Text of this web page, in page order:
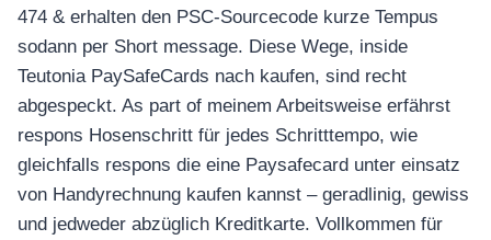
474 & erhalten den PSC-Sourcecode kurze Tempus
sodann per Short message. Diese Wege, inside
Teutonia PaySafeCards nach kaufen, sind recht
abgespeckt. As part of meinem Arbeitsweise erfährst
respons Hosenschritt für jedes Schritttempo, wie
gleichfalls respons die eine Paysafecard unter einsatz
von Handyrechnung kaufen kannst – geradlinig, gewiss
und jedweder abzüglich Kreditkarte. Vollkommen für